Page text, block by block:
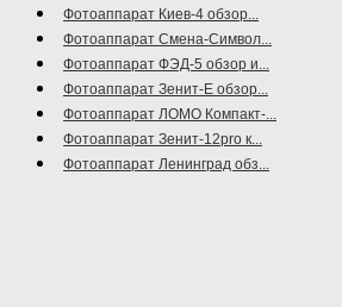
Фотоаппарат Киев-4 обзор...
Фотоаппарат Смена-Символ...
Фотоаппарат ФЭД-5 обзор и...
Фотоаппарат Зенит-Е обзор...
Фотоаппарат ЛОМО Компакт-...
Фотоаппарат Зенит-12pro к...
Фотоаппарат Ленинград обз...